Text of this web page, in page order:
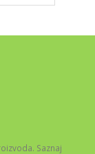
Saznaj